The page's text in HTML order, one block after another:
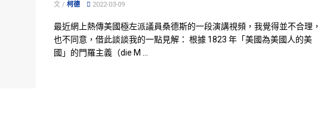
文 / 柯德 2022-03-09
最近網上熱傳美國極左派議員桑德斯的一段演講視頻，我覺得並不合理，
也不同意，借此談談我的一點見解： 根據 1823 年「美國為美國人的美
國」的門羅主義（die M ...